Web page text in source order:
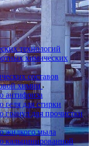
технологий
химических
составов
химии
антифриза
геля для стирки
гранул для прочистки
жидкого мыла
кальцинированной